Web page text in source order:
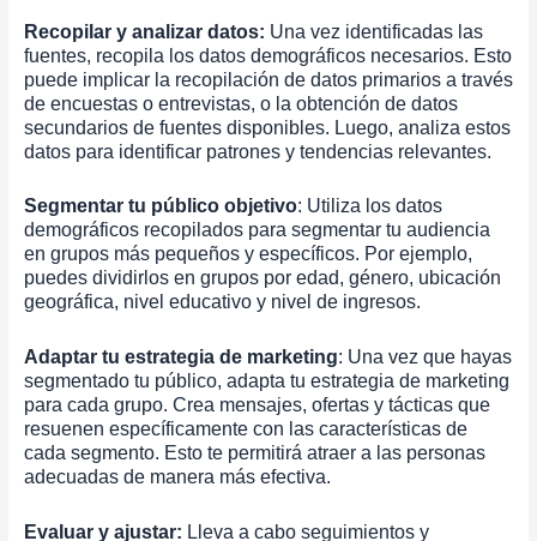
Recopilar y analizar datos: Una vez identificadas las
fuentes, recopila los datos demográficos necesarios. Esto
puede implicar la recopilación de datos primarios a través
de encuestas o entrevistas, o la obtención de datos
secundarios de fuentes disponibles. Luego, analiza estos
datos para identificar patrones y tendencias relevantes.
Segmentar tu público objetivo: Utiliza los datos
demográficos recopilados para segmentar tu audiencia
en grupos más pequeños y específicos. Por ejemplo,
puedes dividirlos en grupos por edad, género, ubicación
geográfica, nivel educativo y nivel de ingresos.
Adaptar tu estrategia de marketing: Una vez que hayas
segmentado tu público, adapta tu estrategia de marketing
para cada grupo. Crea mensajes, ofertas y tácticas que
resuenen específicamente con las características de
cada segmento. Esto te permitirá atraer a las personas
adecuadas de manera más efectiva.
Evaluar y ajustar: Lleva a cabo seguimientos y